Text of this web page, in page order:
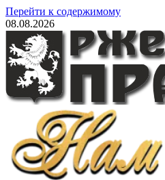
Перейти к содержимому
08.08.2026